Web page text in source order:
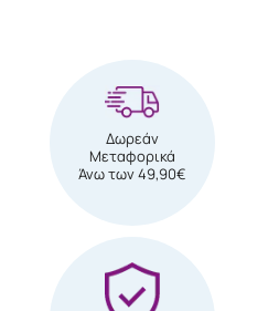
Δωρεάν
Μεταφορικά
Άνω των 49,90€